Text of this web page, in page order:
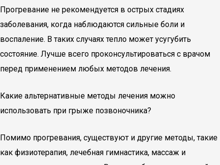
Прогревание не рекомендуется в острых стадиях
заболевания, когда наблюдаются сильные боли и
воспаление. В таких случаях тепло может усугубить
состояние. Лучше всего проконсультироваться с врачом
перед применением любых методов лечения.
Какие альтернативные методы лечения можно
использовать при грыже позвоночника?
Помимо прогревания, существуют и другие методы, такие
как физиотерапия, лечебная гимнастика, массаж и